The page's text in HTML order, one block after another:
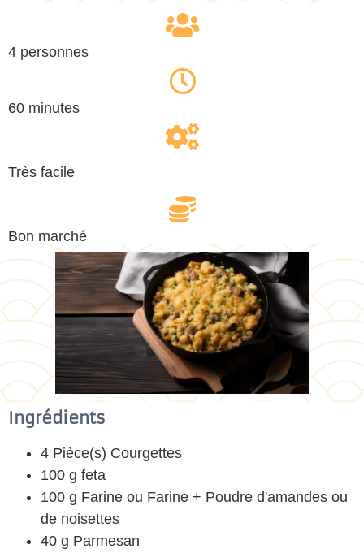
4 personnes
60 minutes
Très facile
Bon marché
Ingrédients
4 Pièce(s) Courgettes
100 g feta
100 g Farine ou Farine + Poudre d'amandes ou
de noisettes
40 g Parmesan